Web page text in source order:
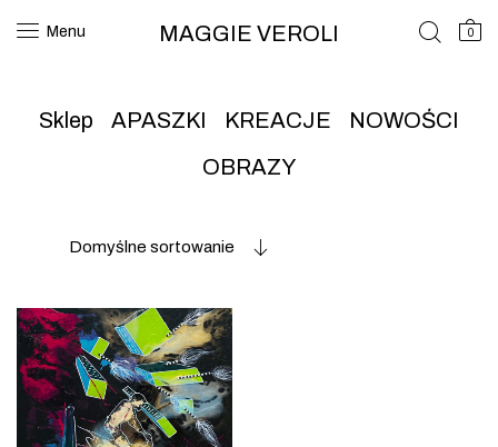
Menu MAGGIE VEROLI 0
Sklep APASZKI KREACJE
NOWOŚCI
OBRAZY
Domyślne sortowanie